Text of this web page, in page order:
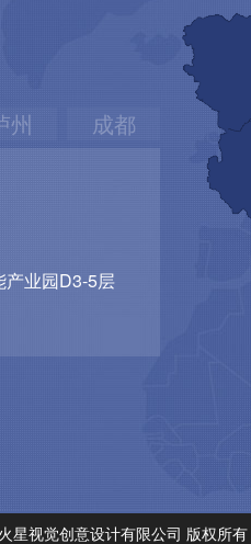
州 成都
产业园D3-5层
星视觉创意设计有限公司 版权所有